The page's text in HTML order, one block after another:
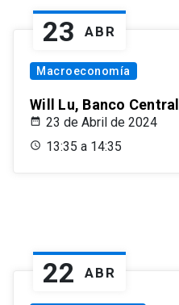
23 ABR
Macroeconomía
Will Lu, Banco
23 de Abril de 2024
13:35 a 14:35
22 ABR